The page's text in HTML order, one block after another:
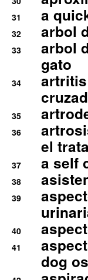
31 a
32 arbol
33
arbol
gato
34
35
36
el
37 a self
38
39
40
41
dog